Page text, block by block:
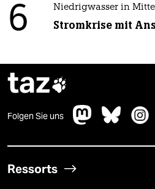
6 Niedrigwasser in
Stromkrise mit
taz
Folgen Sie uns
Ressorts